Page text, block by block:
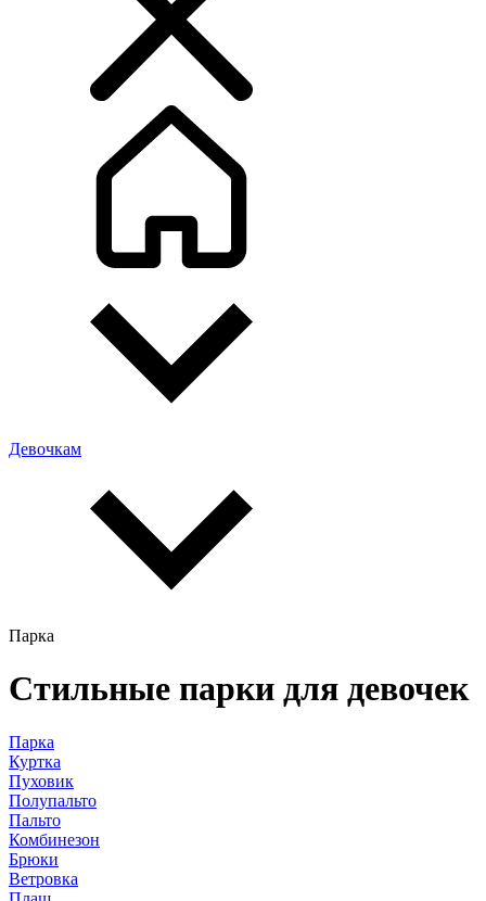
Девочкам
Парка
Cтильные парки для девочек
Парка
Куртка
Пуховик
Полупальто
Пальто
Комбинезон
Брюки
Ветровка